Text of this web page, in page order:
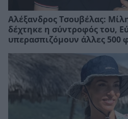
Αλέξανδρος Τσουβέλας:
δέχτηκε η σύντροφός του,
υπερασπιζόμουν άλλες 500